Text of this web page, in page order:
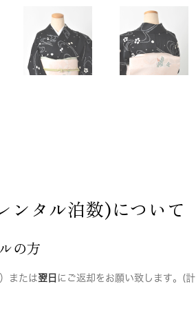
ンタル泊数)について
の方
または翌日 にご返却をお願い致します。(計